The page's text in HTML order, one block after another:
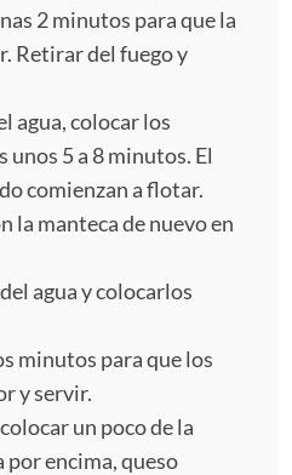
2 minutos para que la
Retirar del fuego y
agua, colocar los
5 a 8 minutos. El
comienzan a flotar.
la manteca de nuevo en
agua y colocarlos
minutos para que los
y servir.
un poco de la
por encima, queso